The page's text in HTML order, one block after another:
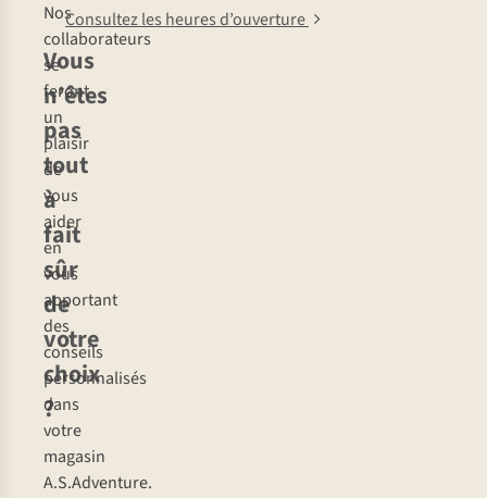
Vous
n’êtes
pas
tout
à
fait
sûr
de
votre
choix
?
Nos
collaborateurs
se
feront
un
plaisir
de
vous
aider
en
vous
apportant
des
conseils
personnalisés
dans
votre
magasin
A.S.Adventure.
Consultez les heures d’ouverture